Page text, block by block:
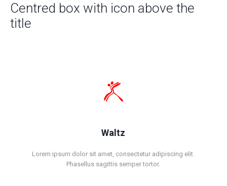
Centred box with icon above the
title
Waltz
Lorem ipsum dolor sit amet, consectetur adipiscing elit.
Phasellus sagittis semper tortor.